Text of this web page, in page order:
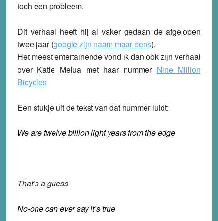
toch een probleem.
Dit verhaal heeft hij al vaker gedaan de afgelopen
twee jaar (google zijn naam maar eens).
Het meest entertainende vond ik dan ook zijn verhaal
over Katie Melua met haar nummer Nine Million
Bicycles
Een stukje uit de tekst van dat nummer luidt:
We are twelve billion light years from the edge
That’s a guess
No-one can ever say it’s true